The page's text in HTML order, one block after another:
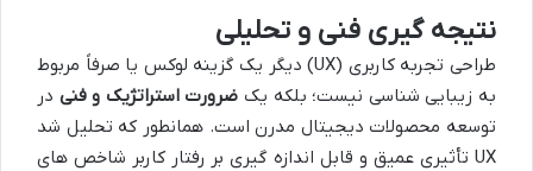
نتیجه گیری فنی و تحلیلی
طراحی تجربه کاربری (UX) دیگر یک گزینه لوکس یا صرفاً مربوط
به زیبایی شناسی نیست؛ بلکه یک ضرورت استراتژیک و فنی در
توسعه محصولات دیجیتال مدرن است. همانطور که تحلیل شد
UX تأثیری عمیق و قابل اندازه گیری بر رفتار کاربر شاخص های